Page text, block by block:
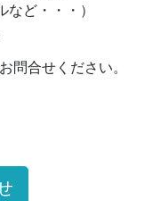
など・・・）
問合せください。